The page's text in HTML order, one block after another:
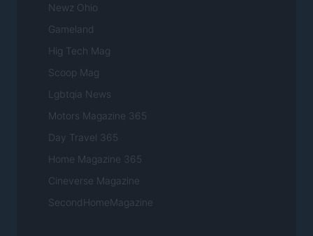
Newz Ohio
Gameland
Hig Tech Mag
Scoop Mag
Lgbtqia News
Motors Magazine 365
Day Travel 365
Home Magazine 365
Cineverse Magazine
SecondHomeMagazine